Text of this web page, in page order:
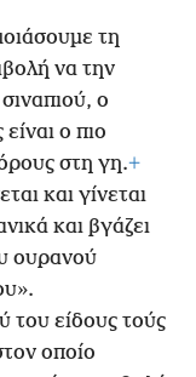
τη
να την
ο
ο πιο
στη γη.+
και γίνεται
και βγάζει
ουρανού
του είδους τούς
οποίο